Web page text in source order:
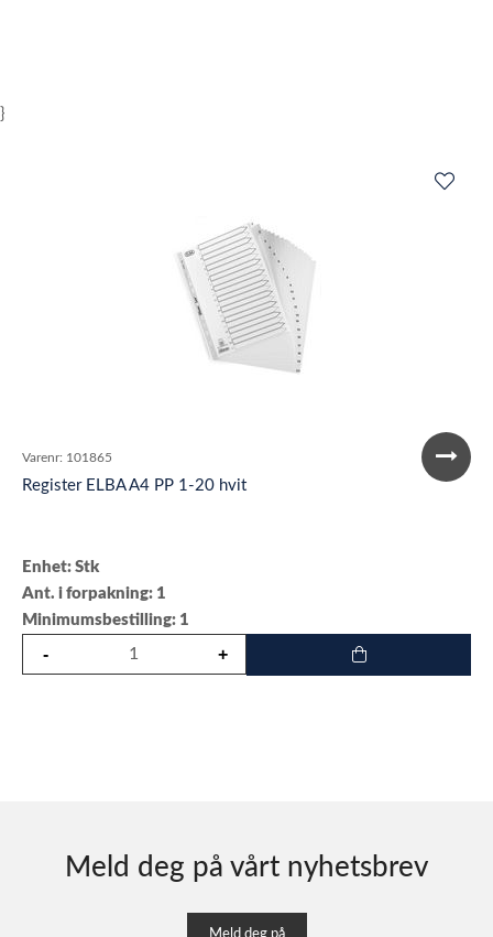
}
Varenr: 101865
Register ELBA A4 PP 1-20 hvit
Enhet: Stk
Ant. i forpakning: 1
Minimumsbestilling: 1
Meld deg på vårt nyhetsbrev